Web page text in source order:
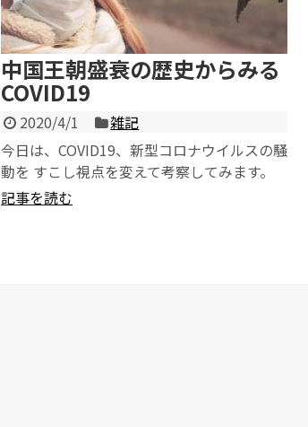
中国王朝盛衰の歴史からみる
COVID19
2020/4/1
雑記
今日は、COVID19、新型コロナウイルスの騒
動を すこし視点を変えて考察してみます。
中華王朝の盛衰の陰に疫病あり ...
記事を読む